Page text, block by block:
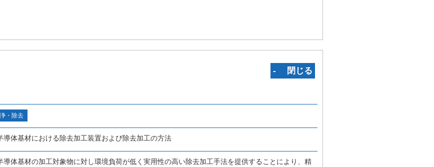
‐ 閉じる
・除去
導体基材における除去加工装置および除去加工の方法
導体基材の加工対象物に対し環境負荷が低く実用性の高い除去加工手法を提供することにより、精